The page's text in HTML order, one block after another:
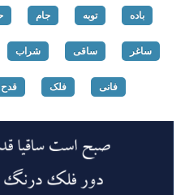
باده توبه جام
ساغر ساقی شراب
فانی فلک قدح